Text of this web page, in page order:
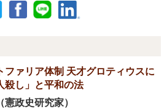
ファリア体制 天才グロティウスに
殺し」と平和の法
憲政史研究家）